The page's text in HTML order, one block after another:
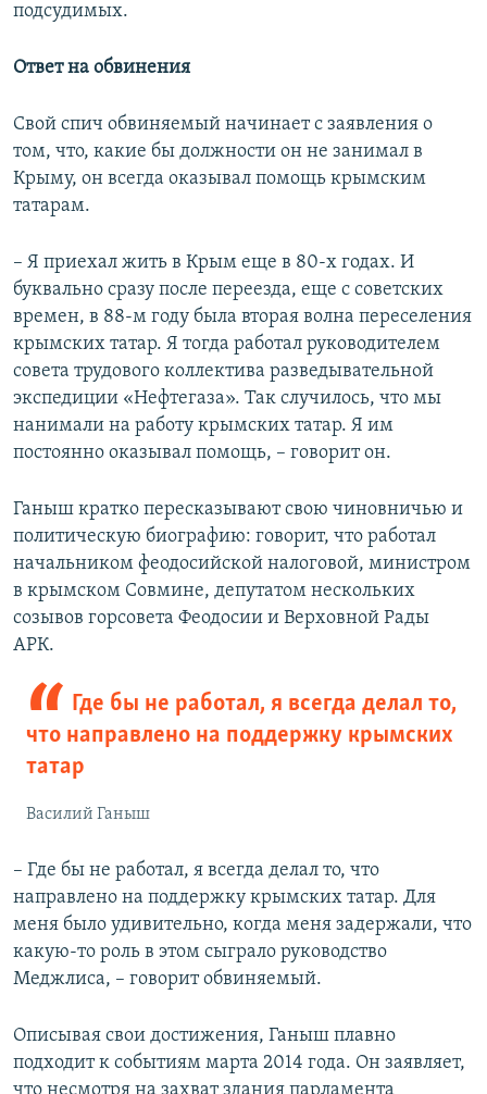
подсудимых.
Ответ на обвинения
Свой спич обвиняемый начинает с заявления о
том, что, какие бы должности он не занимал в
Крыму, он всегда оказывал помощь крымским
татарам.
– Я приехал жить в Крым еще в 80-х годах. И
буквально сразу после переезда, еще с советских
времен, в 88-м году была вторая волна переселения
крымских татар. Я тогда работал руководителем
совета трудового коллектива разведывательной
экспедиции «Нефтегаза». Так случилось, что мы
нанимали на работу крымских татар. Я им
постоянно оказывал помощь, – говорит он.
Ганыш кратко пересказывают свою чиновничью и
политическую биографию: говорит, что работал
начальником феодосийской налоговой, министром
в крымском Совмине, депутатом нескольких
созывов горсовета Феодосии и Верховной Рады
АРК.
Где бы не работал, я всегда делал то,
что направлено на поддержку крымских
татар
Василий Ганыш
– Где бы не работал, я всегда делал то, что
направлено на поддержку крымских татар. Для
меня было удивительно, когда меня задержали, что
какую-то роль в этом сыграло руководство
Меджлиса, – говорит обвиняемый.
Описывая свои достижения, Ганыш плавно
подходит к событиям марта 2014 года. Он заявляет,